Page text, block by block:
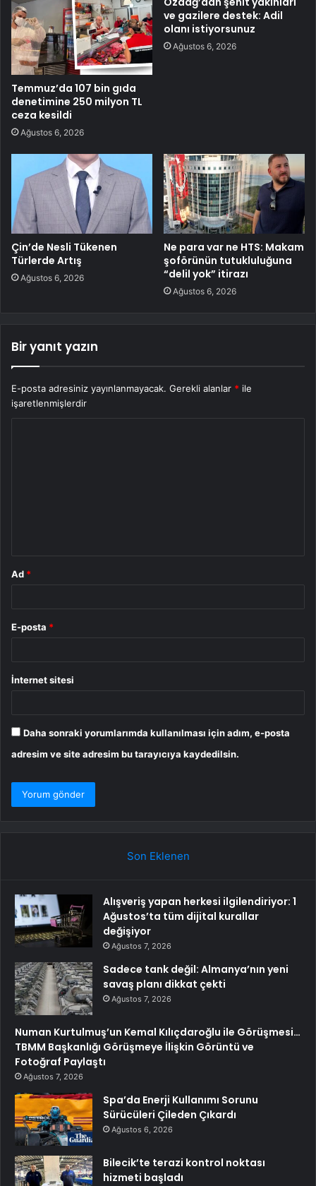
Temmuz’da 107 bin gıda
denetimine 250 milyon TL
ceza kesildi
Ağustos 6, 2026
ve gazilere destek: Adil
olanı istiyorsunuz
Ağustos 6, 2026
Çin’de Nesli Tükenen
Türlerde Artış
Ağustos 6, 2026
Ne para var ne HTS: Makam
şoförünün tutukluluğuna
“delil yok” itirazı
Ağustos 6, 2026
Bir yanıt yazın
E-posta adresiniz yayınlanmayacak. Gerekli alanlar * ile
işaretlenmişlerdir
Ad *
E-posta *
İnternet sitesi
Daha sonraki yorumlarımda kullanılması için adım, e-posta
adresim ve site adresim bu tarayıcıya kaydedilsin.
Son Eklenen
Alışveriş yapan herkesi ilgilendiriyor: 1
Ağustos’ta tüm dijital kurallar
değişiyor
Ağustos 7, 2026
Sadece tank değil: Almanya’nın yeni
savaş planı dikkat çekti
Ağustos 7, 2026
Numan Kurtulmuş’un Kemal Kılıçdaroğlu ile Görüşmesi…
TBMM Başkanlığı Görüşmeye İlişkin Görüntü ve
Fotoğraf Paylaştı
Ağustos 7, 2026
Spa’da Enerji Kullanımı Sorunu
Sürücüleri Çileden Çıkardı
Ağustos 6, 2026
Bilecik’te terazi kontrol noktası
hizmeti başladı